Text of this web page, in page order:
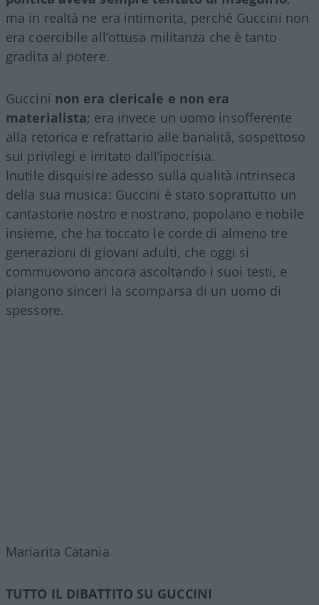
ma in realtà ne era intimorita, perché Guccini non
era coercibile all’ottusa militanza che è tanto
gradita al potere.
Guccini non era clericale e non era
materialista; era invece un uomo insofferente
alla retorica e refrattario alle banalità, sospettoso
sui privilegi e irritato dall’ipocrisia.
Inutile disquisire adesso sulla qualità intrinseca
della sua musica: Guccini è stato soprattutto un
cantastorie nostro e nostrano, popolano e nobile
insieme, che ha toccato le corde di almeno tre
generazioni di giovani adulti, che oggi si
commuovono ancora ascoltando i suoi testi, e
piangono sinceri la scomparsa di un uomo di
spessore.
Mariarita Catania
TUTTO IL DIBATTITO SU GUCCINI